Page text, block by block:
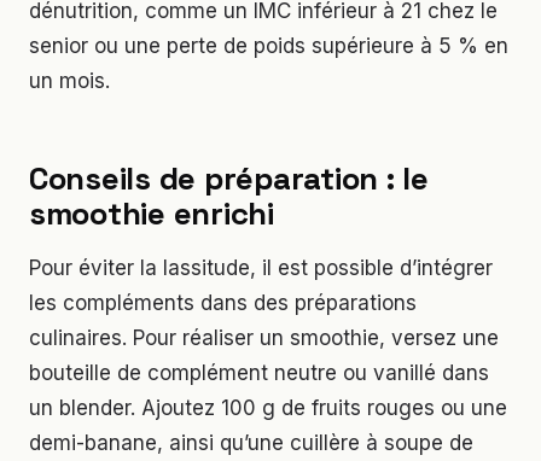
dénutrition, comme un IMC inférieur à 21 chez le
senior ou une perte de poids supérieure à 5 % en
un mois.
Conseils de préparation : le
smoothie enrichi
Pour éviter la lassitude, il est possible d’intégrer
les compléments dans des préparations
culinaires. Pour réaliser un smoothie, versez une
bouteille de complément neutre ou vanillé dans
un blender. Ajoutez 100 g de fruits rouges ou une
demi-banane, ainsi qu’une cuillère à soupe de